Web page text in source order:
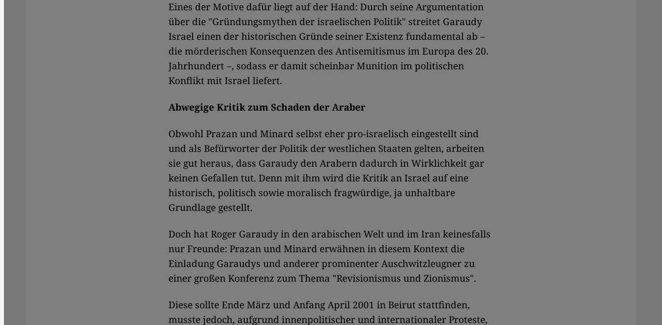
Eines der Motive dafür liegt auf der Hand: Durch seine Argumentation
über die "Gründungsmythen der israelischen Politik" streitet Garaudy
Israel einen der historischen Gründe seiner Existenz fundamental ab –
die mörderischen Konsequenzen des Antisemitismus im Europa des 20.
Jahrhundert –, sodass er damit scheinbar Munition im politischen
Konflikt mit Israel liefert.
Abwegige Kritik zum Schaden der Araber
Obwohl Prazan und Minard selbst eher pro-israelisch eingestellt sind
und als Befürworter der Politik der westlichen Staaten gelten, arbeiten
sie gut heraus, dass Garaudy den Arabern dadurch in Wirklichkeit gar
keinen Gefallen tut. Denn mit ihm wird die Kritik an Israel auf eine
historisch, politisch sowie moralisch fragwürdige, ja unhaltbare
Grundlage gestellt.
Doch hat Roger Garaudy in den arabischen Welt und im Iran keinesfalls
nur Freunde: Prazan und Minard erwähnen in diesem Kontext die
Einladung Garaudys und anderer prominenter Auschwitzleugner zu
einer großen Konferenz zum Thema "Revisionismus und Zionismus".
Diese sollte Ende März und Anfang April 2001 in Beirut stattfinden,
musste jedoch, aufgrund innenpolitischer und internationaler Proteste,